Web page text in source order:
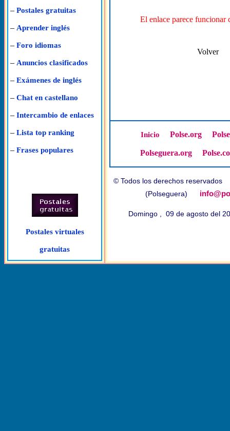
– Postales gratuitas
– Aprender inglés
– Foro idiomas
– Anuncios clasificados
– Exámenes de inglés
– Chat en castellano
– Intercambio de enlaces
– Lista top ranking
– Frases populares
Postales virtuales
gratuitas
El enlace parece funcionar
Volver
Inicio Polse.org
Polseguera.org
© Todos los derechos
(Polseguera)
Domingo , 09 de agosto del